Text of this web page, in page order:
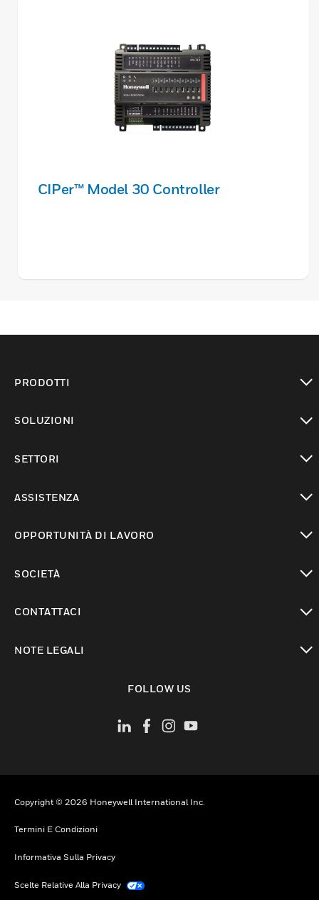
CIPer™ Model 30 Controller
PRODOTTI
SOLUZIONI
SETTORI
ASSISTENZA
OPPORTUNITÀ DI LAVORO
SOCIETÀ
CONTATTACI
NOTE LEGALI
FOLLOW US
Copyright © 2026 Honeywell International Inc.
Termini E Condizioni
Informativa Sulla Privacy
Scelte Relative Alla Privacy